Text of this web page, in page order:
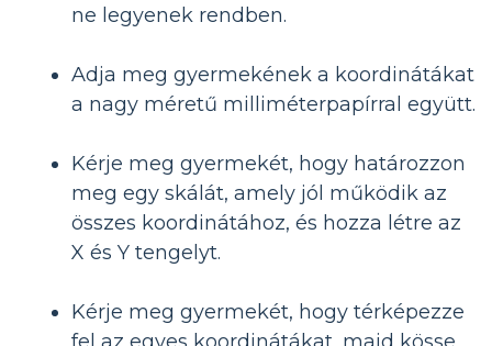
ne legyenek rendben.
Adja meg gyermekének a koordinátákat
a nagy méretű milliméterpapírral együtt.
Kérje meg gyermekét, hogy határozzon
meg egy skálát, amely jól működik az
összes koordinátához, és hozza létre az
X és Y tengelyt.
Kérje meg gyermekét, hogy térképezze